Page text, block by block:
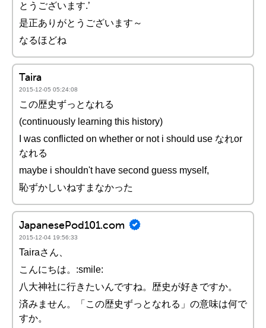
とうございます.’
是正ありがとうございます～
なるほどね
Taira
2015-12-05 05:24:08
この歴史ずっとなれる
(continuously learning this history)
I was conflicted on whether or not i should use なれor
なれる
maybe i shouldn't have second guess myself,
恥ずかしいねすまなかった
JapanesePod101.com
2015-12-04 19:56:33
Tairaさん、
こんにちは。:smile:
八大神社に行きたいんですね。歴史が好きですか。
済みません。「この歴史ずっとなれる」の意味は何で
すか。